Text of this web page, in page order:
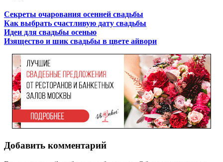
Секреты очарования осенней свадьбы
Как выбрать счастливую дату свадьбы
Идеи для свадьбы осенью
Изящество и шик свадьбы в цвете айвори
Добавить комментарий